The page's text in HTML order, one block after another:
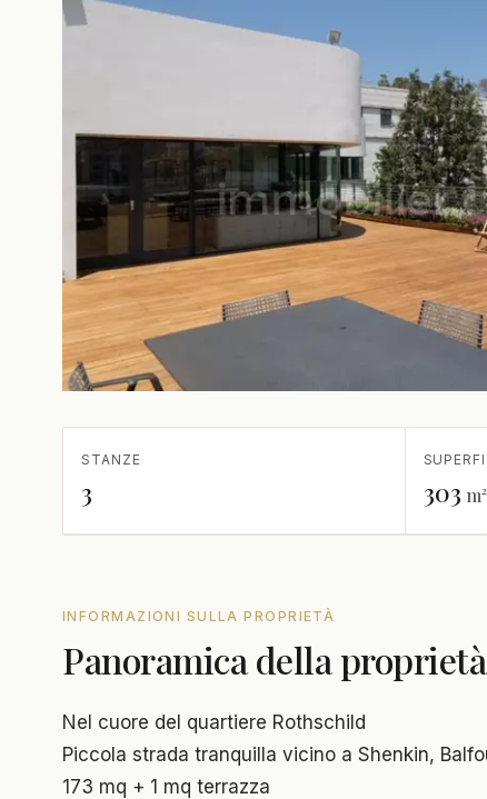
STANZE
3 303 m²
INFORMAZIONI SULLA PROPRIETÀ
Panoramica della proprietà
Nel cuore del quartiere Rothschild
Piccola strada tranquilla vicino a Shenkin,
173 mq + 1 mq terrazza